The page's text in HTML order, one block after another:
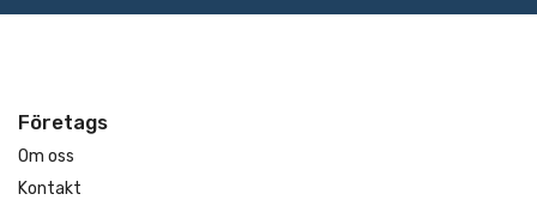
Företags
Om oss
Kontakt